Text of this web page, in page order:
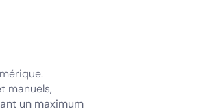
manuels,
un maximum